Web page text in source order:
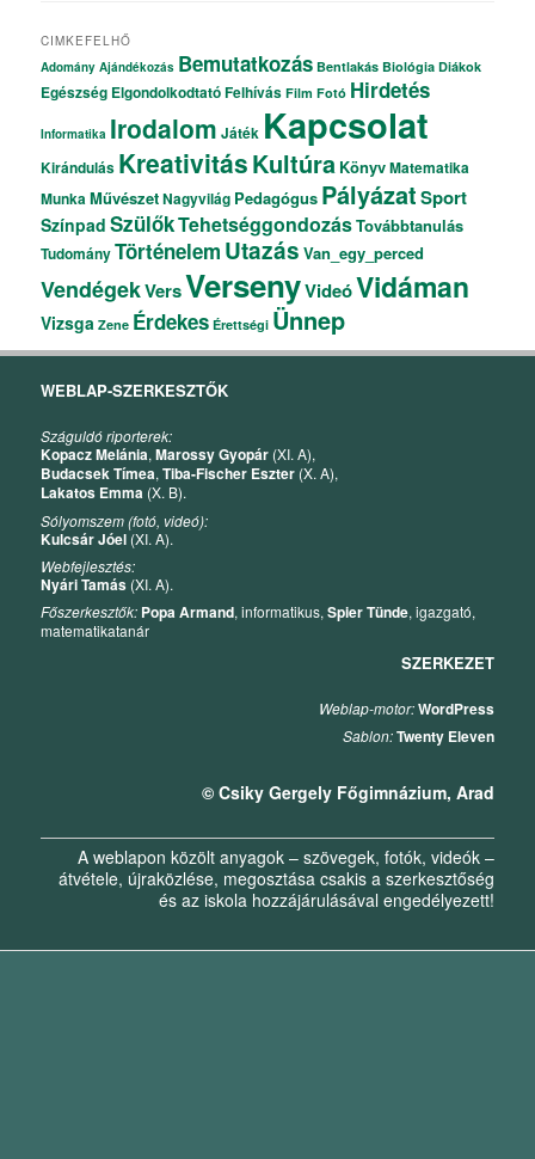
CIMKEFELHŐ
Adomány Ajándékozás Bemutatkozás Bentlakás Biológia Diákok
Egészség ElgondolkodtatóFelhívás Film Fotó Hirdetés
Informatika Irodalom Játék Kapcsolat
Kirándulás KreativitásKultúra KönyvMatematika
MunkaMűvészetNagyvilág Pedagógus PályázatSport
Színpad SzülőkTehetséggondozásTovábbtanulás
TudományTörténelem Utazás Van_egy_perced
VendégekVersVersenyVideóVidáman
Vizsga Zene Érdekes Érettségi Ünnep
WEBLAP-SZERKESZTŐK
Száguldó riporterek:
Kopacz Melánia,Marossy Gyopár (XI. A),
Budacsek Tímea,Tiba-Fischer Eszter (X. A),
Lakatos Emma (X. B).
Sólyomszem (fotó, videó):
Kulcsár Jóel (XI. A).
Webfejlesztés:
Nyári Tamás (XI. A).
Főszerkesztők: Popa Armand, informatikus,Spier Tünde, igazgató,
matematikatanár
SZERKEZET
Weblap-motor:WordPress
Sablon:Twenty Eleven
© Csiky Gergely Főgimnázium, Arad
A weblapon közölt anyagok – szövegek, fotók, videók –
átvétele, újraközlése, megosztása csakis a szerkesztőség
és az iskola hozzájárulásával engedélyezett!